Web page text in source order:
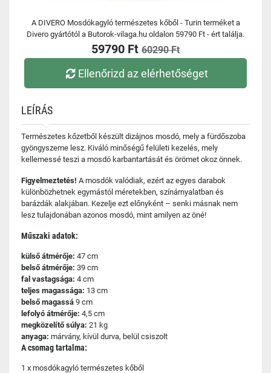
A DIVERO Mosdókagyló természetes kőből - Turin terméket a
Divero gyártótól a Butorok-vilaga.hu oldalon 59790 Ft - ért találja.
59790 Ft 60290 Ft
Ellenőrizd az elérhetőséget
LEÍRÁS
Természetes kőzetből készült dizájnos mosdó, mely a fürdőszoba
gyöngyszeme lesz. Kiváló minőségű felületi kezelés, mely
kellemessé teszi a mosdó karbantartását és örömet okoz önnek.
Figyelmeztetés! A mosdók valódiak, ezért az egyes darabok
különbözhetnek egymástól méretekben, színárnyalatban és
barázdák alakjában. Kezelje ezt előnyként – senki másnak nem
lesz tulajdonában azonos mosdó, mint amilyen az öné!
Műszaki adatok:
külső átmérője: 47 cm
belső átmérője: 39 cm
fal vastagsága: 4 cm
teljes magassága: 13 cm
belső magassá 9 cm
lefolyó átmérője: 4,5 cm
megközelítő súlya: 21 kg
anyaga: márvány, kívül durva, belül csiszolt
A csomag tartalma:
1 x mosdókagyló természetes kőből